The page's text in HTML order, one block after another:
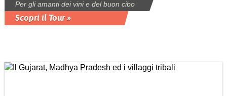
Per gli amanti dei vini e del buon cibo
Scopri il Tour »